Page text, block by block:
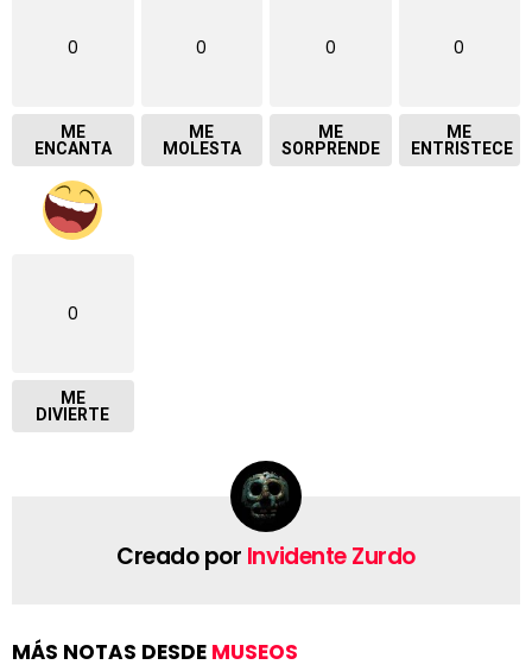
0
ME
ENCANTA
0
ME
MOLESTA
0
ME
SORPRENDE
0
ME
ENTRISTECE
0
ME
DIVIERTE
Creado por Invidente Zurdo
MÁS NOTAS DESDE MUSEOS